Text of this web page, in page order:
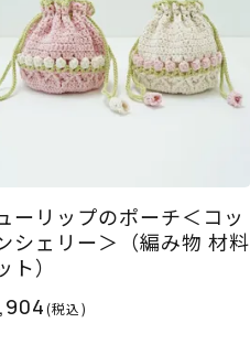
ーリップのポーチ＜コッ
シェリー＞（編み物 材料
ト）
(税込)